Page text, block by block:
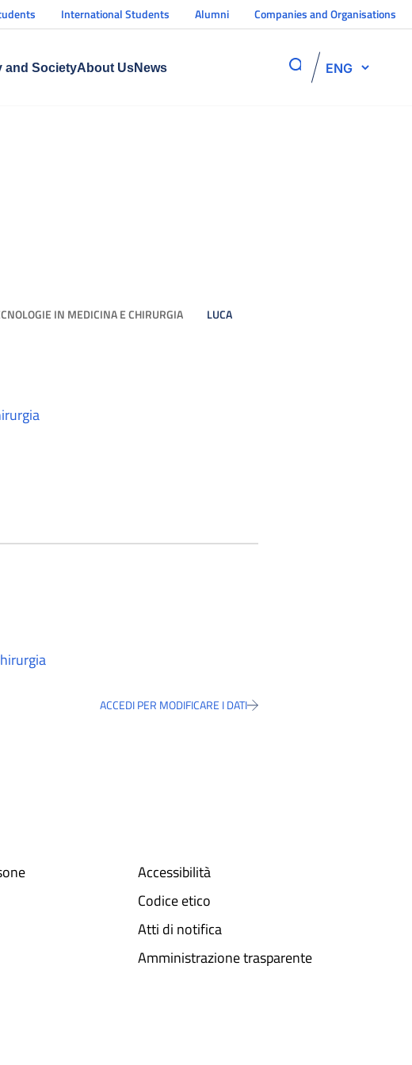
International Students Alumni Companies and Organisations
and SocietyAbout UsNews ENG
IN MEDICINA E CHIRURGIA
LUCA
ACCEDI PER MODIFICARE I DATI
Accessibilità
Codice etico
Atti di notifica
Amministrazione trasparente